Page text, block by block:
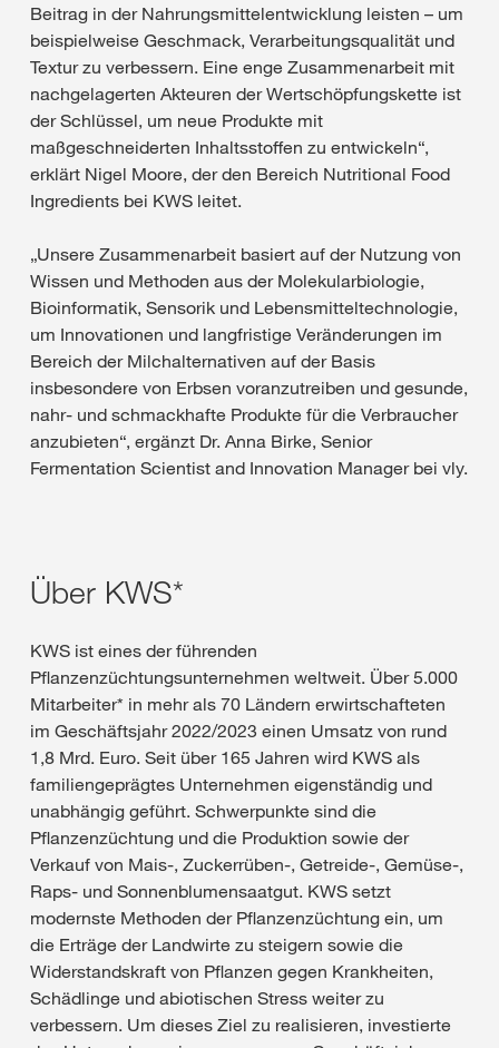
Beitrag in der Nahrungsmittelentwicklung leisten – um
beispielweise Geschmack, Verarbeitungsqualität und
Textur zu verbessern. Eine enge Zusammenarbeit mit
nachgelagerten Akteuren der Wertschöpfungskette ist
der Schlüssel, um neue Produkte mit
maßgeschneiderten Inhaltsstoffen zu entwickeln“,
erklärt Nigel Moore, der den Bereich Nutritional Food
Ingredients bei KWS leitet.
„Unsere Zusammenarbeit basiert auf der Nutzung von
Wissen und Methoden aus der Molekularbiologie,
Bioinformatik, Sensorik und Lebensmitteltechnologie,
um Innovationen und langfristige Veränderungen im
Bereich der Milchalternativen auf der Basis
insbesondere von Erbsen voranzutreiben und gesunde,
nahr- und schmackhafte Produkte für die Verbraucher
anzubieten“, ergänzt Dr. Anna Birke, Senior
Fermentation Scientist and Innovation Manager bei vly.
Über KWS*
KWS ist eines der führenden
Pflanzenzüchtungsunternehmen weltweit. Über 5.000
Mitarbeiter* in mehr als 70 Ländern erwirtschafteten
im Geschäftsjahr 2022/2023 einen Umsatz von rund
1,8 Mrd. Euro. Seit über 165 Jahren wird KWS als
familiengeprägtes Unternehmen eigenständig und
unabhängig geführt. Schwerpunkte sind die
Pflanzenzüchtung und die Produktion sowie der
Verkauf von Mais-, Zuckerrüben-, Getreide-, Gemüse-,
Raps- und Sonnenblumensaatgut. KWS setzt
modernste Methoden der Pflanzenzüchtung ein, um
die Erträge der Landwirte zu steigern sowie die
Widerstandskraft von Pflanzen gegen Krankheiten,
Schädlinge und abiotischen Stress weiter zu
verbessern. Um dieses Ziel zu realisieren, investierte